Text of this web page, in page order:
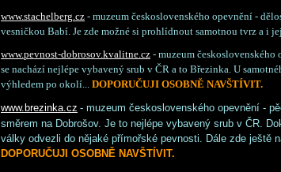
www.stachelberg.cz - muzeum československého opevnění -
vesničkou Babí. Je zde možné si prohlídnout samotnou tvrz a i
www.pevnost-dobrosov.kvalitne.cz - muzeum československého
se nachází nejlépe vybavený srub v ČR a to Březinka. U
výhledem po okolí... DOPORUČUJI OSOBNĚ NAVŠTÍVIT.
www.brezinka.cz - muzeum československého opevnění -
směrem na Dobrošov. Je to nejlépe vybavený srub v ČR.
války odvezli do nějaké přímořské pevnosti. Dále zde ještě
DOPORUČUJI OSOBNĚ NAVŠTÍVIT.